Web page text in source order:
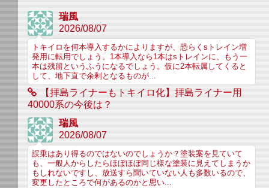
瑞風
2026/08/07
トキイロを何本導入するかによりますが、恐らくsトレイン増
発用に転用でしょう。1本導入なら1本はsトレインに、もう一
本は残留というふうになるでしょう。仮に2本転属してくると
して、地下直で余剰となるものが...
【拝島ライナーもトキイロ化】拝島ライナー用
40000系の今後は？
瑞風
2026/08/07
誤乗はあり得るのではないのでしょうか？塗装案を見ていて
も、一般人からしたらほぼほぼ同じ様な塗装に見えてしまうか
もしれないですし、放送すら聞いていない人も多数いるので、
変更したところで何があるのかと思い...